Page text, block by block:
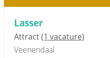
Lasser
Attract(1 vacature)
Veenendaal